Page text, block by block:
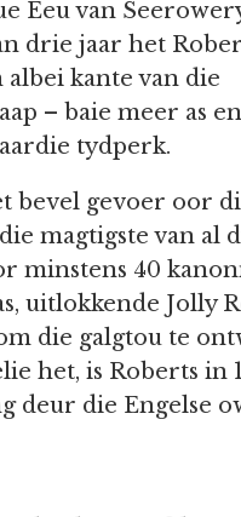
Eeu van
drie jaar het
albei kante van die
– baie meer as
tydperk.
bevel gevoer oor
magtigste van al
minstens 40
uitlokkende Jolly
die galgtou te
het, is Roberts in
deur die Engelse